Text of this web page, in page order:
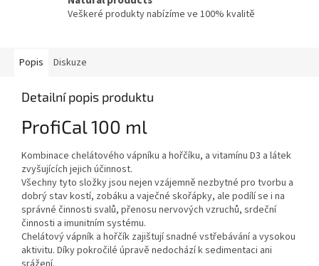
Veškeré produkty nabízíme ve 100% kvalitě
Popis Diskuze
Detailní popis produktu
ProfiCal 100 ml
Kombinace chelátového vápníku a hořčíku, a vitamínu D3 a látek
zvyšujících jejich účinnost.
Všechny tyto složky jsou nejen vzájemně nezbytné pro tvorbu a
dobrý stav kostí, zobáku a vaječné skořápky, ale podílí se i na
správné činnosti svalů, přenosu nervových vzruchů, srdeční
činnosti a imunitním systému.
Chelátový vápník a hořčík zajištují snadné vstřebávání a vysokou
aktivitu. Díky pokročilé úpravě nedochází k sedimentaci ani